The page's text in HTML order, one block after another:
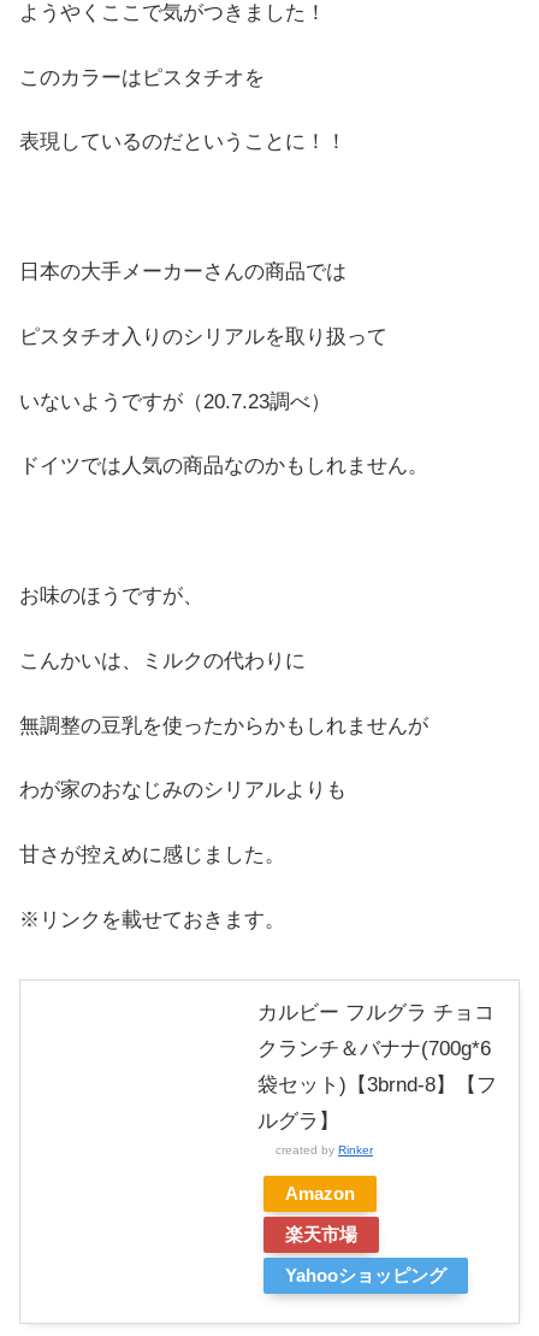
ようやくここで気がつきました！
このカラーはピスタチオを
表現しているのだということに！！
日本の大手メーカーさんの商品では
ピスタチオ入りのシリアルを取り扱って
いないようですが（20.7.23調べ）
ドイツでは人気の商品なのかもしれません。
お味のほうですが、
こんかいは、ミルクの代わりに
無調整の豆乳を使ったからかもしれませんが
わが家のおなじみのシリアルよりも
甘さが控えめに感じました。
※リンクを載せておきます。
カルビー フルグラ チョコ
クランチ＆バナナ(700g*6
袋セット)【3brnd-8】【フ
ルグラ】
created by Rinker
Amazon
楽天市場
Yahooショッピング